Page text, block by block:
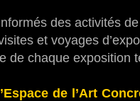
des activités de
et voyages
de chaque exposition
de l’Art